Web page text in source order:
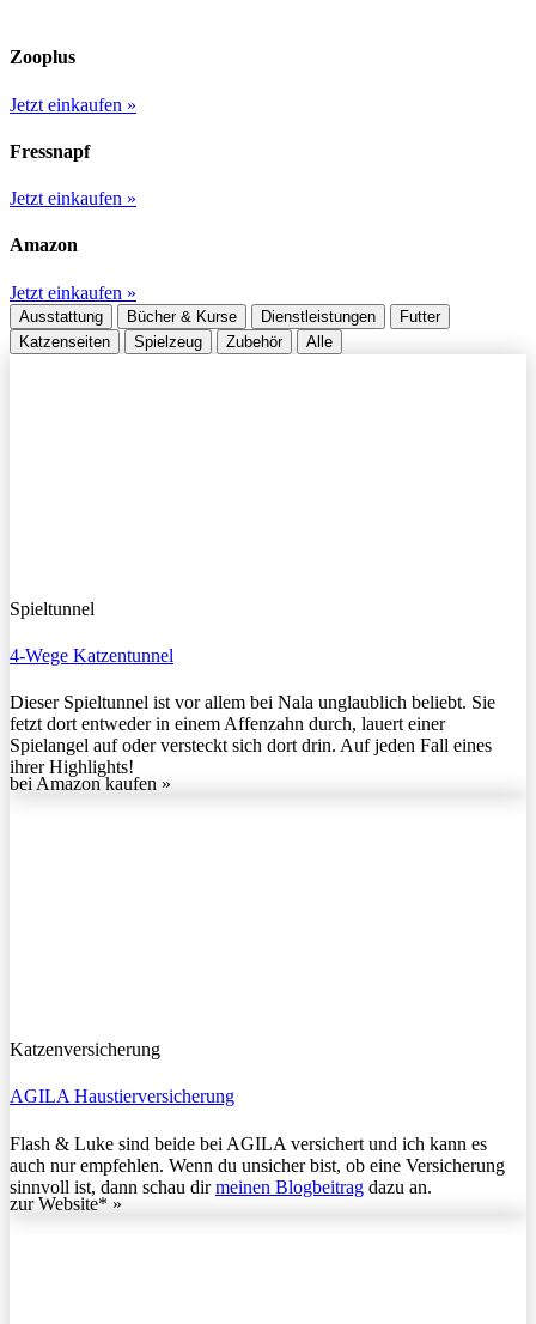
Zooplus
Jetzt einkaufen »
Fressnapf
Jetzt einkaufen »
Amazon
Jetzt einkaufen »
Ausstattung Bücher & Kurse Dienstleistungen
Futter
Katzenseiten
Spielzeug Zubehör Alle
Spieltunnel
4-Wege Katzentunnel
Dieser Spieltunnel ist vor allem bei Nala unglaublich beliebt. Sie
fetzt dort entweder in einem Affenzahn durch, lauert einer
Spielangel auf oder versteckt sich dort drin. Auf jeden Fall eines
ihrer Highlights!
bei Amazon kaufen »
Katzenversicherung
AGILA Haustierversicherung
Flash & Luke sind beide bei AGILA versichert und ich kann es
auch nur empfehlen. Wenn du unsicher bist, ob eine Versicherung
sinnvoll ist, dann schau dirmeinen Blogbeitrag dazu an.
zur Website* »